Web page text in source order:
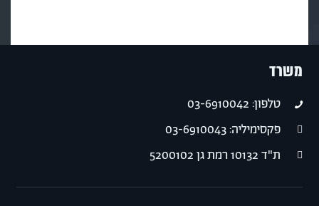
משרד
טלפון: 03-6910042
פקסימיליה: 03-6910043
ת"ד 10132 רמת גן 5200102